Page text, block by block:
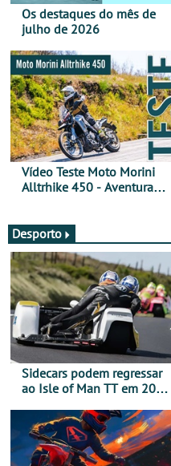
Os destaques do mês de
julho de 2026
Vídeo Teste Moto Morini
Alltrhike 450 - Aventura
Desporto
Sidecars podem regressar
ao Isle of Man TT em 2027